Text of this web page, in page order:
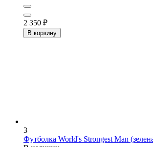
2 350 ₽
В корзину
3
Футболка World's Strongest Man